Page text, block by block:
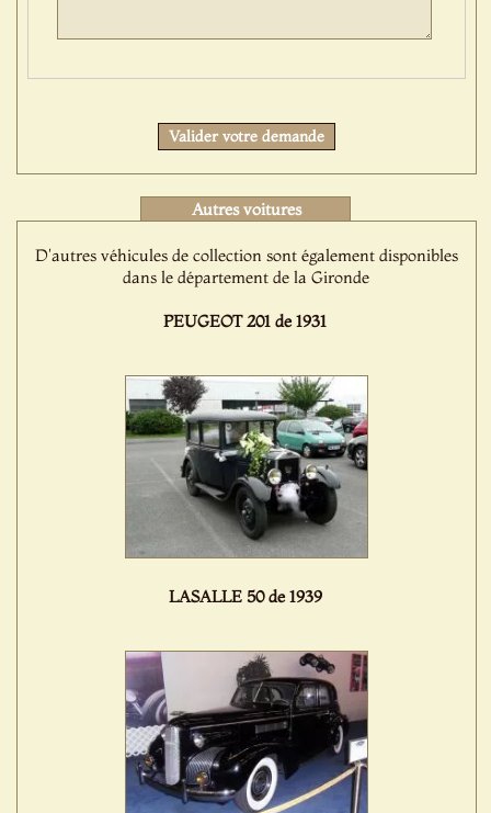
Valider votre demande
Autres voitures
D'autres véhicules de collection sont également disponibles
dans le département de la Gironde
PEUGEOT 201 de 1931
LASALLE 50 de 1939